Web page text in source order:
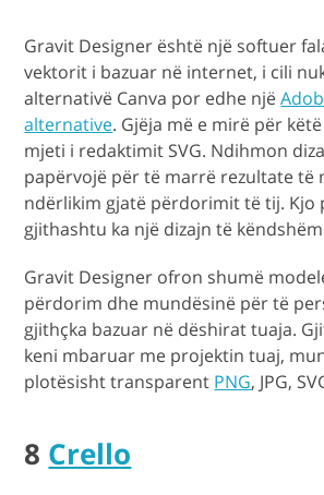
Gravit Designer është një softuer
vektorit i bazuar në internet, i cili
alternativë Canva por edhe një
alternative. Gjëja më e mirë për
mjeti i redaktimit SVG. Ndihmon
papërvojë për të marrë rezultate të
ndërlikim gjatë përdorimit të tij. Kjo
gjithashtu ka një dizajn të
Gravit Designer ofron shumë
përdorim dhe mundësinë për të
gjithçka bazuar në dëshirat tuaja.
keni mbaruar me projektin tuaj,
plotësisht transparent PNG, JPG,
8 Crello